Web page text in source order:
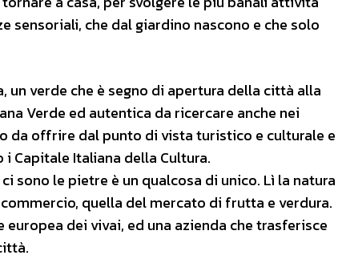
sensoriali, che dal giardino nascono e che solo
un verde che è segno di apertura della città alla
Verde ed autentica da ricercare anche nei
da offrire dal punto di vista turistico e culturale e
Capitale Italiana della Cultura.
sono le pietre è un qualcosa di unico. Lì la natura
quella del mercato di frutta e verdura.
dei vivai, ed una azienda che trasferisce